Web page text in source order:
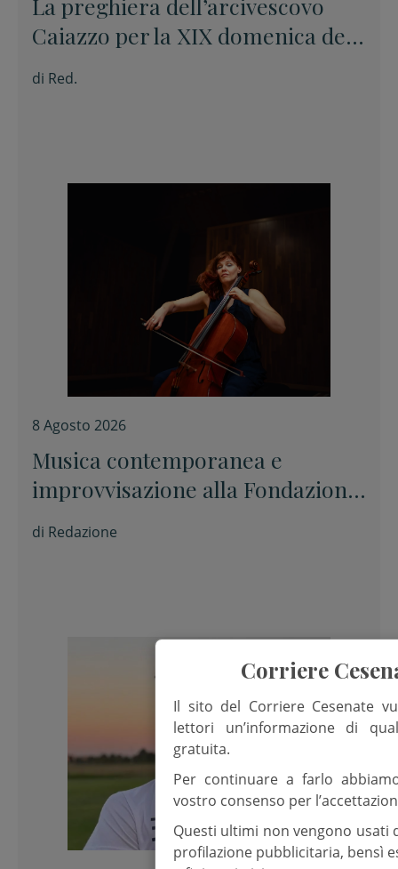
Caiazzo per la XIX domenica del
di Red.
8 Agosto 2026
Musica contemporanea e
improvvisazione alla Fondazione
di Redazione
Corriere
Il sito del Corriere Cesenate
lettori un’informazione di
gratuita.
Per continuare a farlo
vostro consenso per
Questi ultimi non vengono usati
profilazione pubblicitaria, bensì